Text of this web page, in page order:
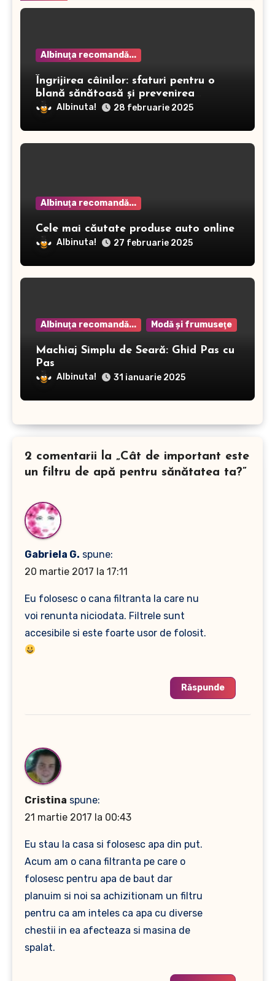
Albinuţa recomandă...
Îngrijirea câinilor: sfaturi pentru o
blană sănătoasă și prevenirea
dermatitei
Albinuta! 28 februarie 2025
Albinuţa recomandă...
Cele mai căutate produse auto online
Albinuta! 27 februarie 2025
Albinuţa recomandă... Modă şi frumuseţe
Machiaj Simplu de Seară: Ghid Pas cu
Pas
Albinuta! 31 ianuarie 2025
2 comentarii la „Cât de important este
un filtru de apă pentru sănătatea ta?”
Gabriela G. spune:
20 martie 2017 la 17:11
Eu folosesc o cana filtranta la care nu
voi renunta niciodata. Filtrele sunt
accesibile si este foarte usor de folosit.
Răspunde
Cristina spune:
21 martie 2017 la 00:43
Eu stau la casa si folosesc apa din put.
Acum am o cana filtranta pe care o
folosesc pentru apa de baut dar
planuim si noi sa achizitionam un filtru
pentru ca am inteles ca apa cu diverse
chestii in ea afecteaza si masina de
spalat.